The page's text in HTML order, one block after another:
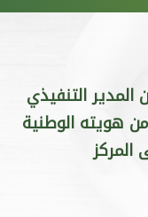
المدير التنفيذي
هويته الوطنية
المركز